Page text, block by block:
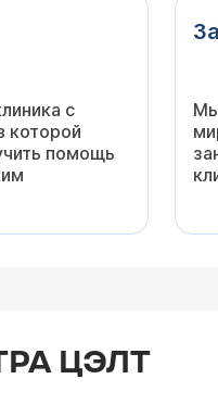
с
которой
помощь
ЦЭЛТ